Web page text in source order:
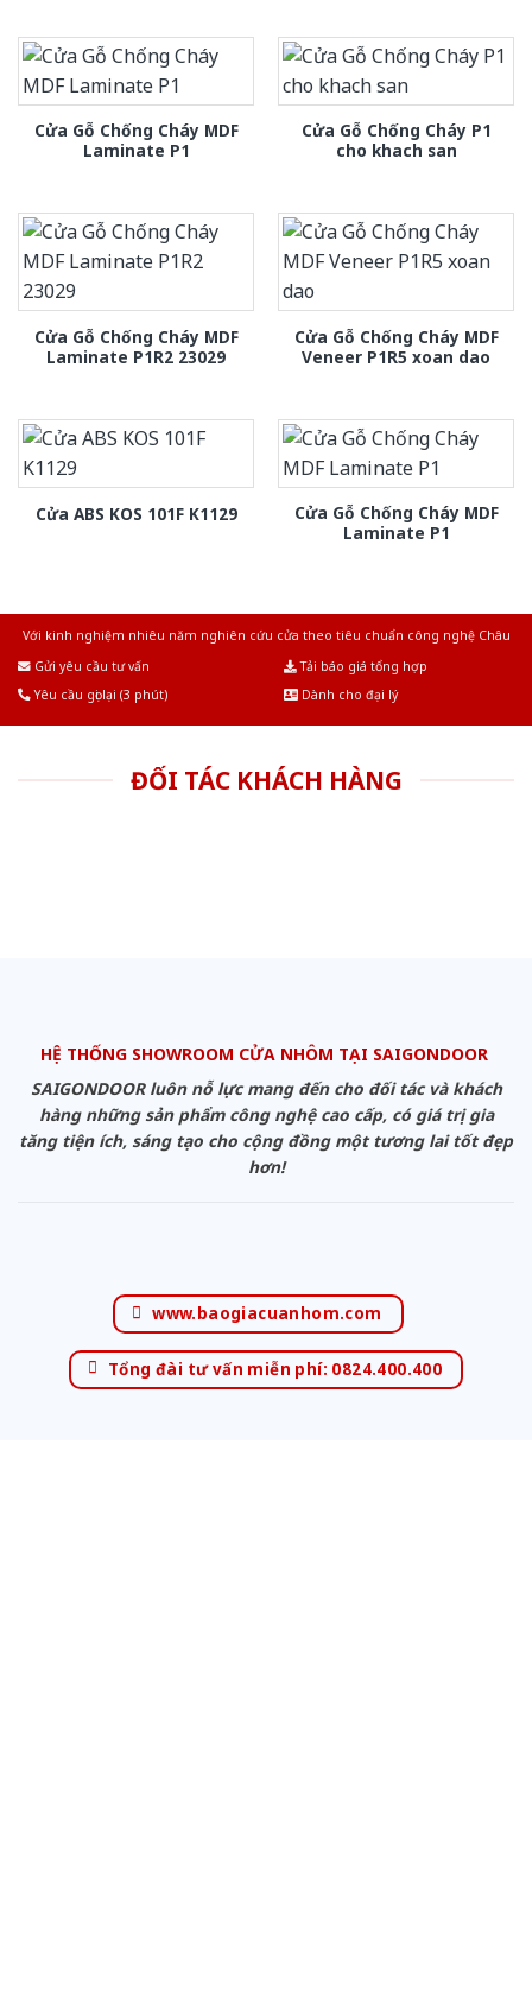
Cửa Gỗ Chống Cháy MDF
Laminate P1
Cửa Gỗ Chống Cháy P1
cho khach san
Cửa Gỗ Chống Cháy MDF
Laminate P1R2 23029
Cửa Gỗ Chống Cháy MDF
Veneer P1R5 xoan dao
Cửa ABS KOS 101F K1129
Cửa Gỗ Chống Cháy MDF
Laminate P1
Với kinh nghiệm nhiêu năm nghiên cứu cửa theo tiêu chuẩn công nghệ Châu
Gửi yêu cầu tư vấn
Tải báo giá tổng hợp
Yêu cầu gọi lại (3 phút)
Dành cho đại lý
ĐỐI TÁC KHÁCH HÀNG
HỆ THỐNG SHOWROOM CỬA NHÔM TẠI SAIGONDOOR
SAIGONDOOR luôn nỗ lực mang đến cho đối tác và khách
hàng những sản phẩm công nghệ cao cấp, có giá trị gia
tăng tiện ích, sáng tạo cho cộng đồng một tương lai tốt đẹp
hơn!
www.baogiacuanhom.com
Tổng đài tư vấn miễn phí: 0824.400.400